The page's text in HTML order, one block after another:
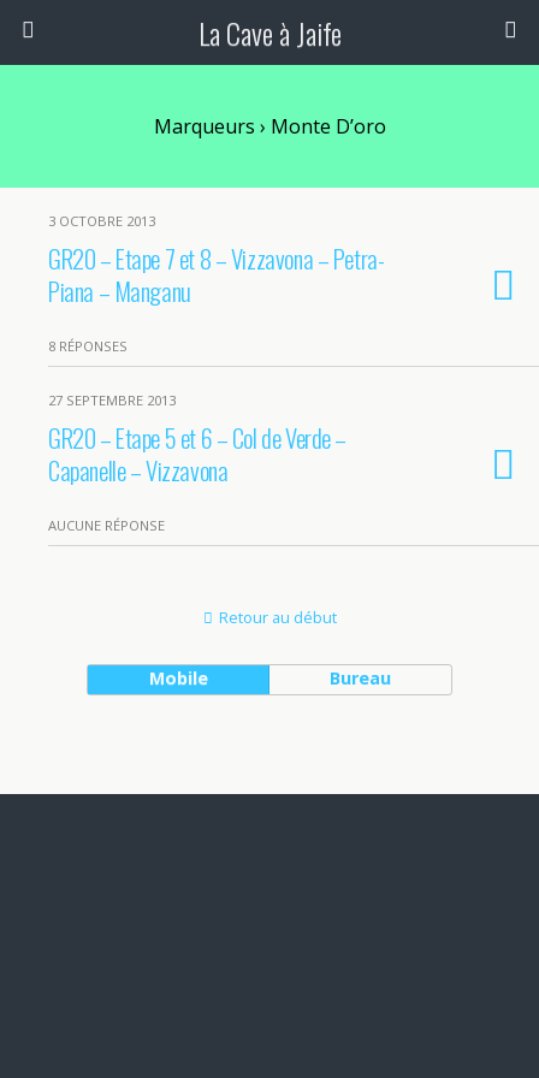
La Cave à Jaife
Marqueurs › Monte D’oro
3 OCTOBRE 2013
GR20 – Etape 7 et 8 – Vizzavona – Petra-
Piana – Manganu
8 RÉPONSES
27 SEPTEMBRE 2013
GR20 – Etape 5 et 6 – Col de Verde –
Capanelle – Vizzavona
AUCUNE RÉPONSE
Retour au début
Mobile Bureau